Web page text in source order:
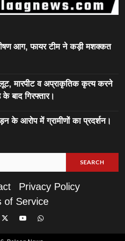
आग, फायर टीम ने कड़ी मशक्कत
मारपीट व अप्राकृतिक कृत्य करने
बाद गिरफ्तार।
के आरोप में ग्रामीणों का प्रदर्शन।
Privacy Policy
of Service
Follow
Us
Subscribe
Our
Join
Our